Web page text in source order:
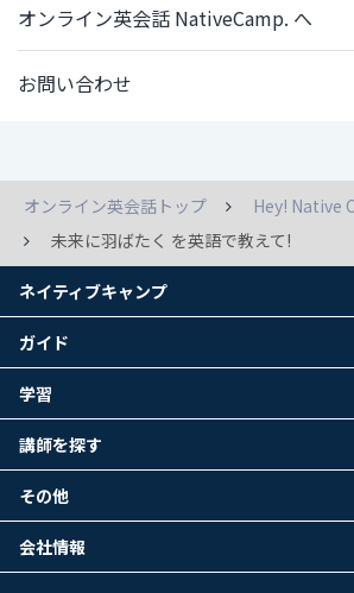
オンライン英会話 NativeCamp. へ
お問い合わせ
オンライン英会話トップ
Hey! Native
未来に羽ばたく を英語で教えて!
ネイティブキャンプ
ガイド
学習
講師を探す
その他
会社情報